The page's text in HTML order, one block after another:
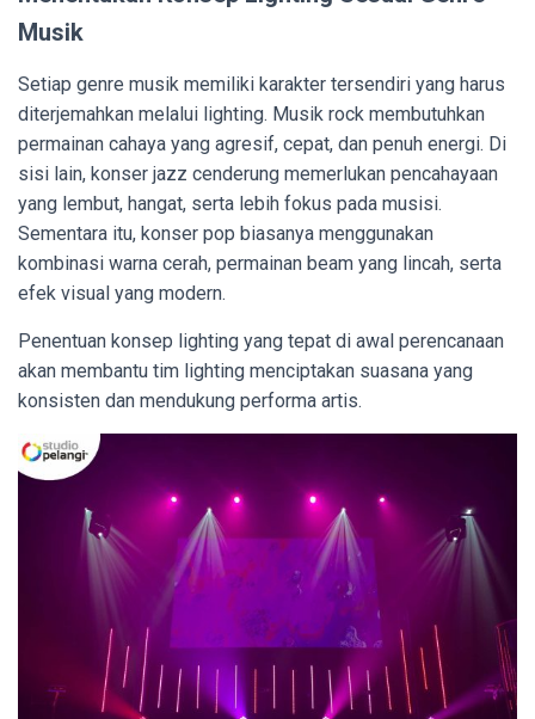
Musik
Setiap genre musik memiliki karakter tersendiri yang harus
diterjemahkan melalui lighting. Musik rock membutuhkan
permainan cahaya yang agresif, cepat, dan penuh energi. Di
sisi lain, konser jazz cenderung memerlukan pencahayaan
yang lembut, hangat, serta lebih fokus pada musisi.
Sementara itu, konser pop biasanya menggunakan
kombinasi warna cerah, permainan beam yang lincah, serta
efek visual yang modern.
Penentuan konsep lighting yang tepat di awal perencanaan
akan membantu tim lighting menciptakan suasana yang
konsisten dan mendukung performa artis.